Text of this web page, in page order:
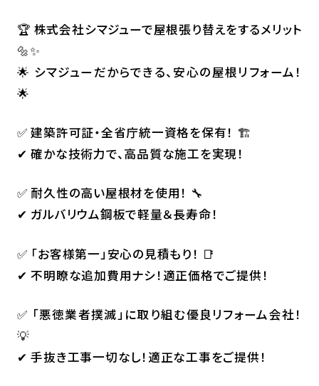
🏆 株式会社シマジューで屋根張り替えをするメリット
🔩✨
🌟 シマジューだからできる、安心の屋根リフォーム！
🌟
✅ 建築許可証・全省庁統一資格を保有！ 🏗️
✔ 確かな技術力で、高品質な施工を実現！
✅ 耐久性の高い屋根材を使用！ 🔧
✔ ガルバリウム鋼板で軽量＆長寿命！
✅ 「お客様第一」安心の見積もり！ 📑
✔ 不明瞭な追加費用ナシ！適正価格でご提供！
✅ 「悪徳業者撲滅」に取り組む優良リフォーム会社！
💡
✔ 手抜き工事一切なし！適正な工事をご提供！